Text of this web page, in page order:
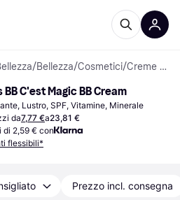
/Bellezza/Cosmetici/ Creme BB
C'est Magic BB Cream
Lustro, SPF, Vitamine, Minerale
da7,77 €a23,81 €
2,59 € con
flessibili*
Prezzo incl. consegna